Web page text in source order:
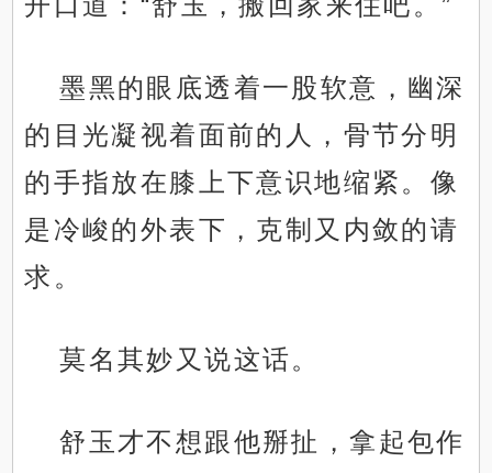
墨黑的眼底透着一股软意，幽深
的目光凝视着面前的人，骨节分明
的手指放在膝上下意识地缩紧。像
是冷峻的外表下，克制又内敛的请
求。
莫名其妙又说这话。
舒玉才不想跟他掰扯，拿起包作